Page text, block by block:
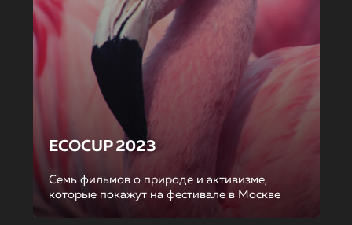
ECOCUP 2023
Семь фильмов о природе и активизме,
которые покажут на фестивале в Москве